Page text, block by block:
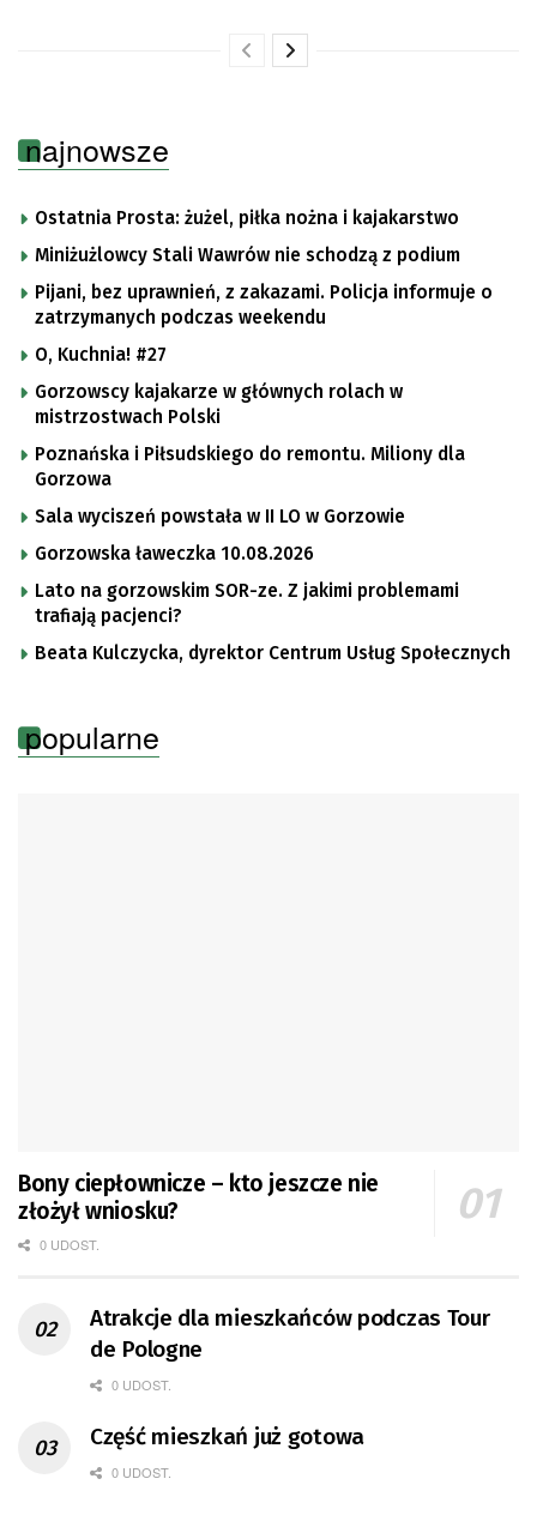
najnowsze
Ostatnia Prosta: żużel, piłka nożna i kajakarstwo
Miniżużlowcy Stali Wawrów nie schodzą z podium
Pijani, bez uprawnień, z zakazami. Policja informuje o
zatrzymanych podczas weekendu
O, Kuchnia! #27
Gorzowscy kajakarze w głównych rolach w
mistrzostwach Polski
Poznańska i Piłsudskiego do remontu. Miliony dla
Gorzowa
Sala wyciszeń powstała w II LO w Gorzowie
Gorzowska ławeczka 10.08.2026
Lato na gorzowskim SOR-ze. Z jakimi problemami
trafiają pacjenci?
Beata Kulczycka, dyrektor Centrum Usług Społecznych
popularne
Bony ciepłownicze – kto jeszcze nie
złożył wniosku?
0 UDOST.
Atrakcje dla mieszkańców podczas Tour
de Pologne
0 UDOST.
Część mieszkań już gotowa
0 UDOST.